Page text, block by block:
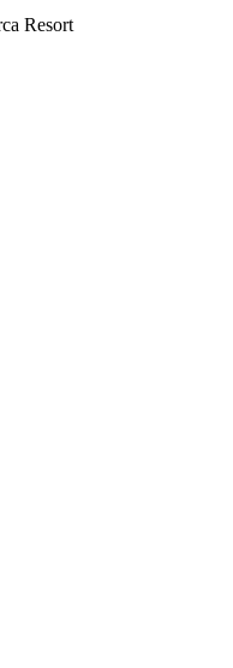
Resort